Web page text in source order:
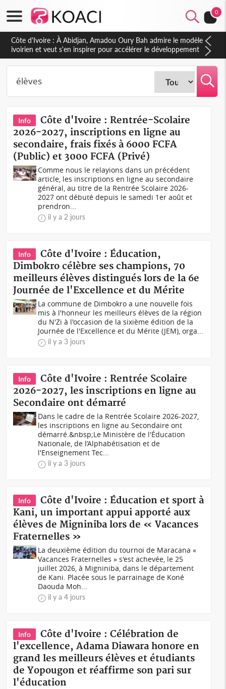
0
Côte d'Ivoire : 23 milliards FCFA de la France pour le métro
d'Abidjan et les Agoras : un nouveau coup d'accélérateur aux
projets structurants
Info
Côte d'Ivoire : Rentrée-Scolaire
2026-2027, inscriptions en ligne au
secondaire, frais fixés à 6000 FCFA
(Public) et 3000 FCFA (Privé)
Comme nous le relayions dans un précédent
article, les inscriptions en ligne au secondaire
général, au titre de la Rentrée Scolaire 2026-
2027 ont débuté depuis le samedi 1er août et
prendron...
il y a 2 jours
Info
Côte d'Ivoire : Éducation,
Dimbokro célèbre ses champions, 70
meilleurs élèves distingués lors de la 6e
Journée de l'Excellence et du Mérite
La commune de Dimbokro a une nouvelle fois
mis à l'honneur les meilleurs élèves de la région
du N'Zi à l'occasion de la sixième édition de la
Journée de l'Excellence et du Mérite (JEM), orga...
il y a 3 jours
Info
Côte d'Ivoire : Rentrée Scolaire
2026-2027, les inscriptions en ligne au
Secondaire ont démarré
Dans le cadre de la Rentrée Scolaire 2026-2027,
les inscriptions en ligne au Secondaire ont
démarré.&nbsp;Le Ministère de l'Éducation
Nationale, de l’Alphabétisation et de
l'Enseignement Tec...
il y a 3 jours
Info
Côte d'Ivoire : Éducation et sport à
Kani, un important appui apporté aux
élèves de Migniniba lors de « Vacances
Fraternelles »
La deuxième édition du tournoi de Maracana «
Vacances Fraternelles » s'est achevée, le 25
juillet 2026, à Migniniba, dans le département
de Kani. Placée sous le parrainage de Koné
Daouda Moh...
il y a 4 jours
Info
Côte d'Ivoire : Célébration de
l'excellence, Adama Diawara honore en
grand les meilleurs élèves et étudiants
de Yopougon et réaffirme son pari sur
l'éducation